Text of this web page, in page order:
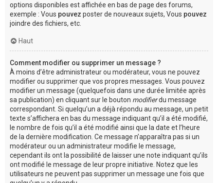
options disponibles est affichée en bas de page des forums,
exemple : Vous pouvez poster de nouveaux sujets, Vous pouvez
joindre des fichiers, etc.
Haut
Comment modifier ou supprimer un message ?
À moins d’être administrateur ou modérateur, vous ne pouvez
modifier ou supprimer que vos propres messages. Vous pouvez
modifier un message (quelquefois dans une durée limitée après
sa publication) en cliquant sur le bouton modifierdu message
correspondant. Si quelqu’un a déjà répondu au message, un petit
texte s’affichera en bas du message indiquant qu’il a été modifié,
le nombre de fois qu’il a été modifié ainsi que la date et l’heure
de la dernière modification. Ce message n’apparaîtra pas si un
modérateur ou un administrateur modifie le message,
cependant ils ont la possibilité de laisser une note indiquant qu’ils
ont modifié le message de leur propre initiative. Notez que les
utilisateurs ne peuvent pas supprimer un message une fois que